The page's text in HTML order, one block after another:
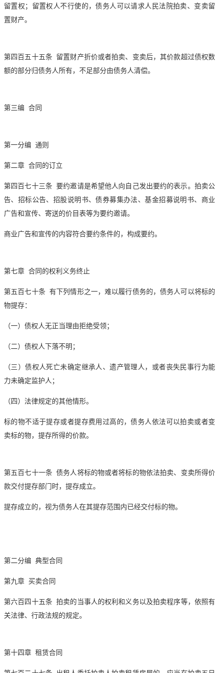
留置权；留置权人不行使的，债务人可以请求人民法院拍卖、变卖留
置财产。
第四百五十五条 留置财产折价或者拍卖、变卖后，其价款超过债权数
额的部分归债务人所有，不足部分由债务人清偿。
第三编 合同
第一分编 通则
第二章 合同的订立
第四百七十三条 要约邀请是希望他人向自己发出要约的表示。 拍卖公
告、招标公告、招股说明书、债券募集办法、基金招募说明书、商业
广告和宣传、寄送的价目表等为要约邀请。
商业广告和宣传的内容符合要约条件的，构成要约。
第七章 合同的权利义务终止
第五百七十条 有下列情形之一，难以履行债务的，债务人可以将标的
物提存：
（一）债权人无正当理由拒绝受领；
（二）债权人下落不明；
（三）债权人死亡未确定继承人、遗产管理人，或者丧失民事行为能
力未确定监护人；
（四）法律规定的其他情形。
标的物不适于提存或者提存费用过高的，债务人依法可以拍卖或者变
卖标的物，提存所得的价款。
第五百七十一条 债务人将标的物或者将标的物依法拍卖、变卖所得价
款交付提存部门时，提存成立。
提存成立的，视为债务人在其提存范围内已经交付标的物。
第二分编 典型合同
第九章 买卖合同
第六百四十五条拍卖的当事人的权利和义务以及拍卖程序等，依照有
关法律、行政法规的规定。
第十四章 租赁合同